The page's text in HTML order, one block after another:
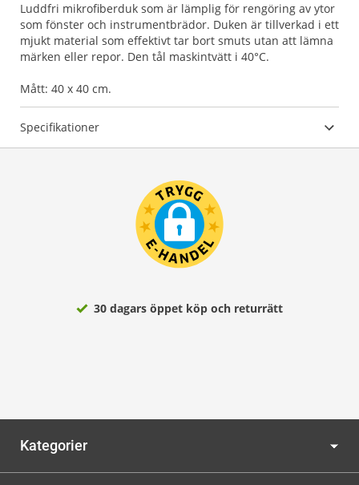
Luddfri mikrofiberduk som är lämplig för rengöring av ytor
som fönster och instrumentbrädor. Duken är tillverkad i ett
mjukt material som effektivt tar bort smuts utan att lämna
märken eller repor. Den tål maskintvätt i 40°C.
Mått: 40 x 40 cm.
Specifikationer
30 dagars öppet köp och returrätt
Kategorier